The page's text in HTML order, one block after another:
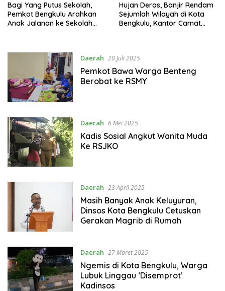
Bagi Yang Putus Sekolah,
Pemkot Bengkulu Arahkan
Anak Jalanan ke Sekolah
Hujan Deras, Banjir Rendam
Sejumlah Wilayah di Kota
Bengkulu, Kantor Camat
Daerah 20 Juli 2025
Pemkot Bawa Warga Benteng
Berobat ke RSMY
Daerah 6 Mei 2025
Kadis Sosial Angkut Wanita Muda
Ke RSJKO
Daerah 23 April 2025
Masih Banyak Anak Keluyuran,
Dinsos Kota Bengkulu Cetuskan
Gerakan Magrib di Rumah
Daerah 27 Maret 2025
Ngemis di Kota Bengkulu, Warga
Lubuk Linggau ‘Disemprot’
Kadinsos